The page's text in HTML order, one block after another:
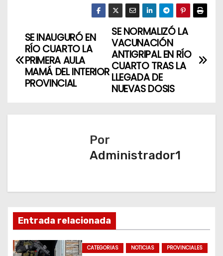
N
a
g
n
d
SE NORMALIZÓ LA
VACUNACIÓN
ANTIGRIPAL EN RÍO
CUARTO TRAS LA
LLEGADA DE
NUEVAS DOSIS
SE INAUGURÓ EN
RÍO CUARTO LA
PRIMERA AULA
MAMÁ DEL INTERIOR
PROVINCIAL
Por
Administrador1
Entrada relacionada
CATEGORIAS NOTICIAS PROVINCIALES